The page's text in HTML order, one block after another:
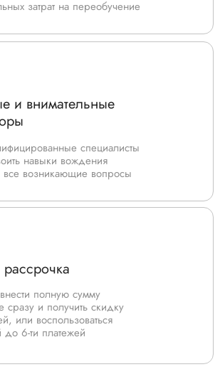
затрат на переобучение
и внимательные
специалисты
навыки вождения
все возникающие вопросы
полную сумму
сразу и получить скидку
или воспользоваться
до 6-ти платежей